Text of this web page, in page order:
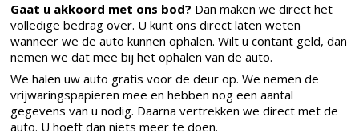
Gaat u akkoord met ons bod? Dan maken we direct het
volledige bedrag over. U kunt ons direct laten weten
wanneer we de auto kunnen ophalen. Wilt u contant geld, dan
nemen we dat mee bij het ophalen van de auto.
We halen uw auto gratis voor de deur op. We nemen de
vrijwaringspapieren mee en hebben nog een aantal
gegevens van u nodig. Daarna vertrekken we direct met de
auto. U hoeft dan niets meer te doen.